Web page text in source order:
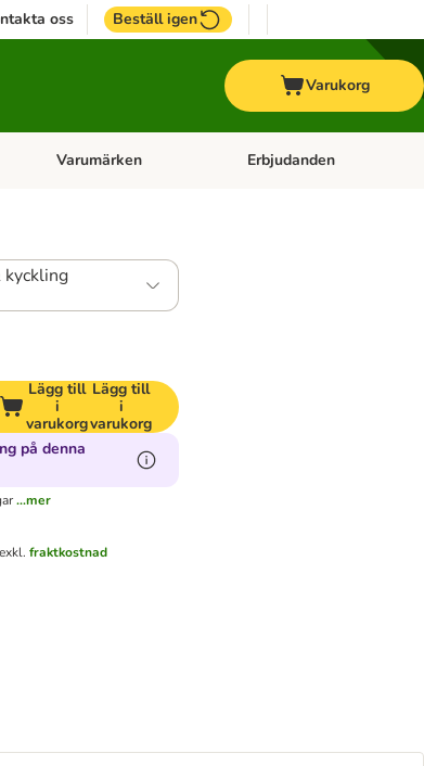
oss Beställ igen
Varukorg
Open category menu: Veterinärfoder
Varumärken Open category menu:
Erbjudanden
kyckling
Lägg till
i
varukorg
Lägg till
i
varukorg
på denna
...mer
exkl. fraktkostnad